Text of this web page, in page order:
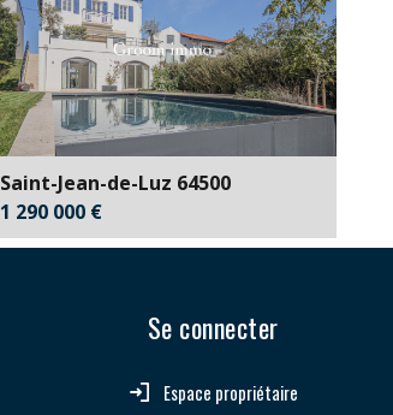
4,20 %
Saint-Jean-de-Luz 64500
1 290 000 €
Se connecter
Espace propriétaire